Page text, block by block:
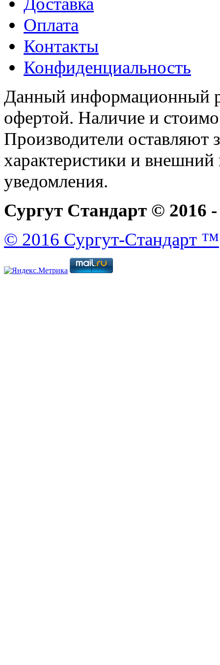
Оплата
Контакты
Конфиденциальность
Данный информационный
офертой. Наличие и
Производители оставляют
характеристики и внешний
уведомления.
Сургут Стандарт © 2016 -
© 2016 Сургут-Стандарт ™